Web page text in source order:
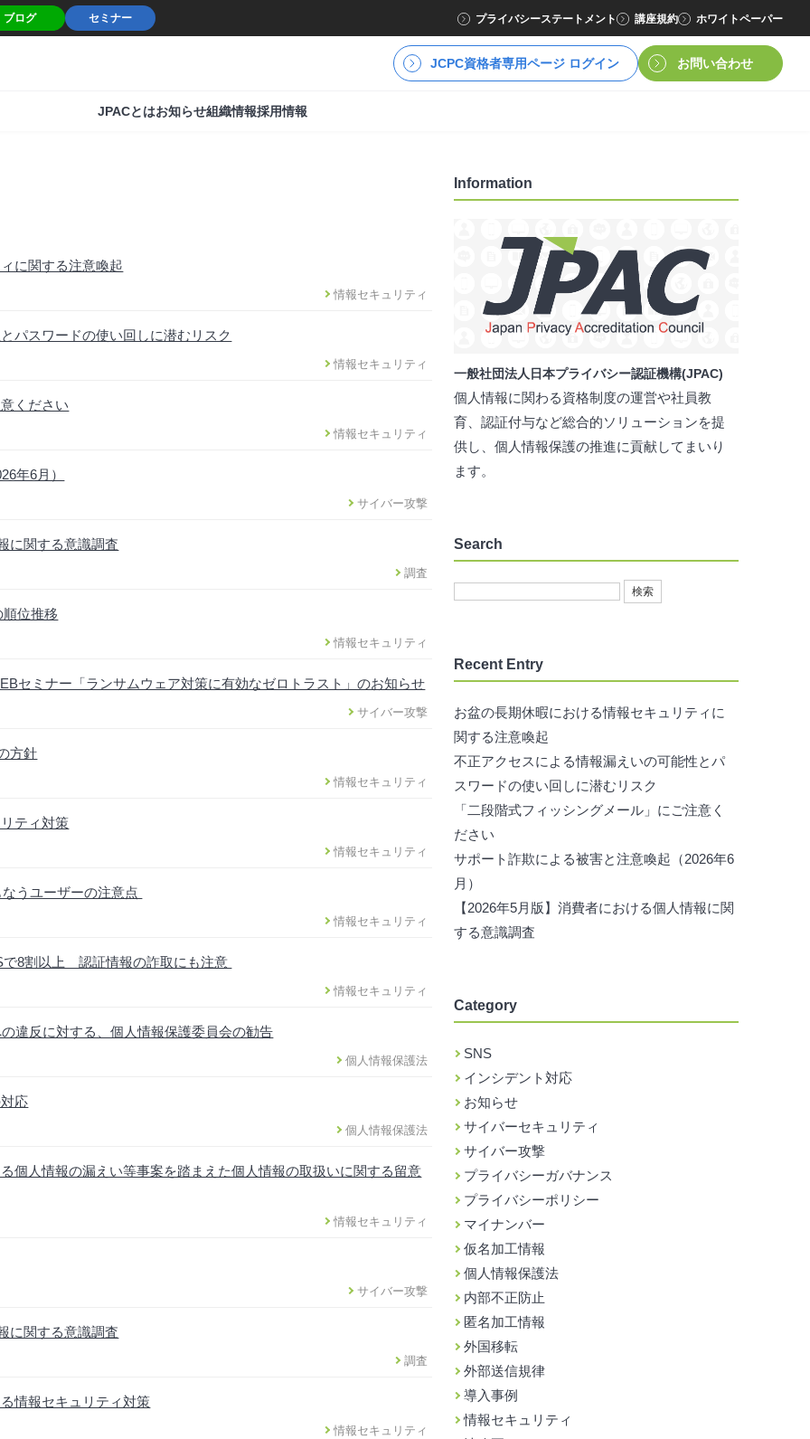
ブログ セミナー プライバシーステートメント 講座規約 ホワイトペーパー
JCPC資格者専用ページ ログイン お問い合わせ
JPACとはお知らせ組織情報採用情報
に関する注意喚起
情報セキュリティ
パスワードの使い回しに潜むリスク
情報セキュリティ
ください
情報セキュリティ
年6月）
サイバー攻撃
に関する意識調査
調査
位推移
情報セキュリティ
セミナー「ランサムウェア対策に有効なゼロトラスト」のお知らせ
サイバー攻撃
方針
情報セキュリティ
ティ対策
情報セキュリティ
うユーザーの注意点
情報セキュリティ
8割以上 認証情報の詐取にも注意
情報セキュリティ
違反に対する、個人情報保護委員会の勧告
個人情報保護法
応
個人情報保護法
個人情報の漏えい等事案を踏まえた個人情報の取扱いに関する留意
情報セキュリティ
サイバー攻撃
に関する意識調査
調査
情報セキュリティ対策
情報セキュリティ
Information
一般社団法人日本プライバシー認証機構(JPAC)
個人情報に関わる資格制度の運営や社員教
育、認証付与など総合的ソリューションを提
供し、個人情報保護の推進に貢献してまいり
ます。
Search
Recent Entry
お盆の長期休暇における情報セキュリティに
関する注意喚起
不正アクセスによる情報漏えいの可能性とパ
スワードの使い回しに潜むリスク
「二段階式フィッシングメール」にご注意く
ださい
サポート詐欺による被害と注意喚起（2026年6
月）
【2026年5月版】消費者における個人情報に関
する意識調査
Category
SNS
インシデント対応
お知らせ
サイバーセキュリティ
サイバー攻撃
プライバシーガバナンス
プライバシーポリシー
マイナンバー
仮名加工情報
個人情報保護法
内部不正防止
匿名加工情報
外国移転
外部送信規律
導入事例
情報セキュリティ